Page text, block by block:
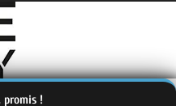
promis !